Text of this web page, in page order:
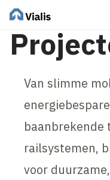
Van slimme
railsystemen,
voor